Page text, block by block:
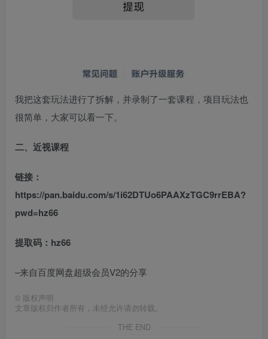
我把这套玩法进行了拆解，并录制了一套课程，项目玩法也
很简单，大家可以看一下。
二、近视课程
链接：
https://pan.baidu.com/s/1i62DTUo6PAAXzTGC9rrEBA?
pwd=hz66
提取码：hz66
–来自百度网盘超级会员V2的分享
© 版权声明
文章版权归作者所有，未经允许请勿转载。
THE END